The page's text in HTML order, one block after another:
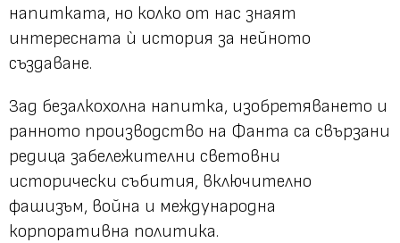
напитката, но колко от нас знаят
интересната ѝ история за нейното
създаване.
Зад безалкохолна напитка, изобретяването и
ранното производство на Фанта са свързани
редица забележителни световни
исторически събития, включително
фашизъм, война и международна
корпоративна политика.